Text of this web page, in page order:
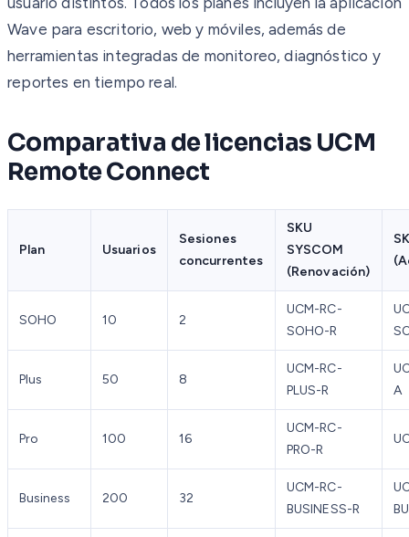
Wave para escritorio, web y móviles, además de
herramientas integradas de monitoreo, diagnóstico y
reportes en tiempo real.
Comparativa de licencias UCM
Remote Connect
Plan Usuarios
Sesiones
concurrentes
SKU
SYSCOM
(Renovación)
SOHO 10 2
UCM-RC-
SOHO-R
Plus 50 8
UCM-RC-
PLUS-R
A
Pro 100 16
UCM-RC-
PRO-R
Business 200 32
UCM-RC-
BUSINESS-R